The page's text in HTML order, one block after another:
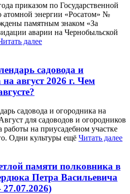
приказом по Государственной
атомной энергии «Росатом» №
памятным знаком «За
аварии на Чернобыльской
далее
садовода и
август 2026 г. Чем
садовода и огородника на
для садоводов и огородников
на приусадебном участке
Одни культуры ещё Читать далее
памяти полковника в
Петра Васильевича
27.07.2026)